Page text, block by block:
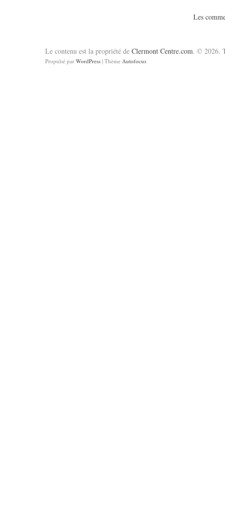
Les
Le contenu est la propriété de Clermont Centre.com. © 2026.
Propulsé par WordPress | Thème Autofocus